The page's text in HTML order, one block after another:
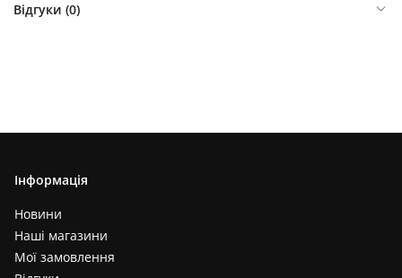
Відгуки (0)
Інформація
Новини
Наші магазини
Мої замовлення